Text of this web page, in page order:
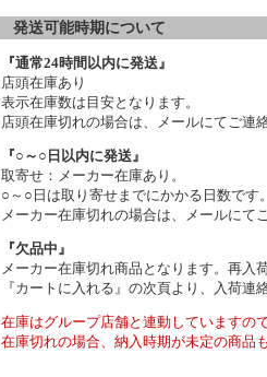
発送可能時期について
『通常24時間以内に発送』
店頭在庫あり
表示在庫数は目安となります。
店頭在庫切れの場合は、メールにてご連
『○～○日以内に発送』
取寄せ：メーカー在庫あり。
○～○日は取り寄せまでにかかる日数です。
メーカー在庫切れの場合は、メールにて
『欠品中』
メーカー在庫切れ商品となります。再入
『カートに入れる』の次頁より、入荷連
在庫はグループ店舗と連動していますの
在庫切れの場合、納入時期が未定の商品